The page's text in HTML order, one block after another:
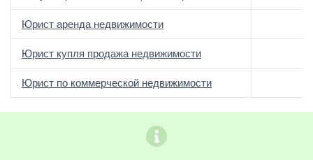
Юрист аренда недвижимости
Юрист купля продажа недвижимости
Юрист по коммерческой недвижимости